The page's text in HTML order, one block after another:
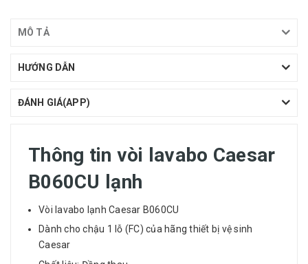
MÔ TẢ
HƯỚNG DẪN
ĐÁNH GIÁ(APP)
Thông tin vòi lavabo Caesar
B060CU lạnh
Vòi lavabo lạnh Caesar B060CU
Dành cho chậu 1 lỗ (FC) của hãng thiết bị vệ sinh
Caesar